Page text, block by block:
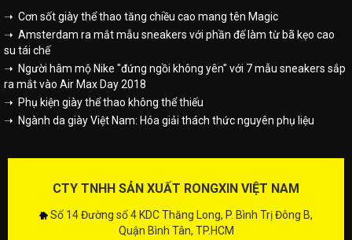
➝ Cơn sốt giày thể thao tăng chiều cao mang tên Magic
➝ Amsterdam ra mắt mẫu sneakers với phần đế làm từ bã kẹo cao
su tái chế
➝ Người hâm mộ Nike "đứng ngồi không yên" với 7 mẫu sneakers sắp
ra mắt vào Air Max Day 2018
➝ Phụ kiện giày thể thao không thể thiếu
➝ Ngành da giày Việt Nam: Hóa giải thách thức nguyên phụ liệu
CTY TNHH SẢN XUẤT RONGXIN VIỆT NAM
Số 14 Đường số 4 KDC Thăng Long, P. Bình Trị Đông B,
Quận Bình Tân, TP.HCM